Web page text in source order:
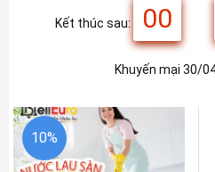
Kết thúc sau: 00
Khuyến mại 30/
10%